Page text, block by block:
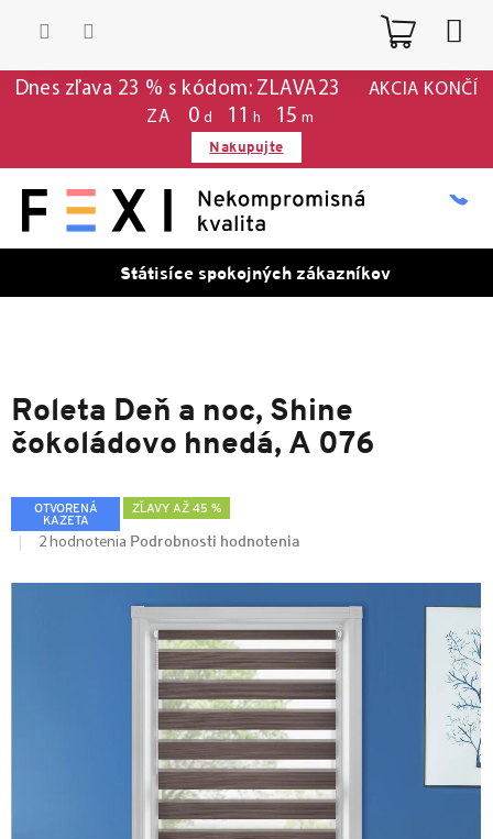
Dnes zľava 23 % s kódom: ZLAVA23
AKCIA KONČÍ
ZA
0 d 11 h 15 m
Nakupujte
Státisíce spokojných zákazníkov
Roleta Deň a noc, Shine
čokoládovo hnedá, A 076
OTVORENÁ
KAZETA
ZĽAVY AŽ 45 %
2 hodnotenia Podrobnosti hodnotenia